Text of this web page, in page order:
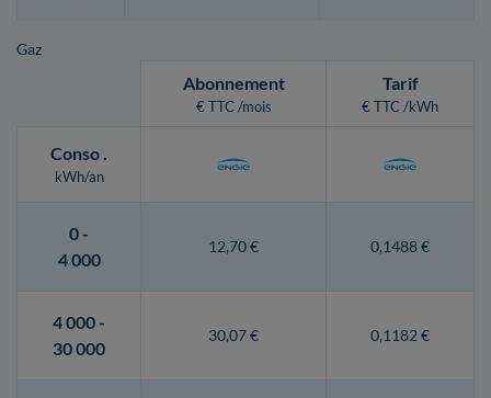
Gaz
Abonnement
€ TTC /mois
Tarif
€ TTC /kWh
Conso.
kWh/an
0 -
4 000
12,70 € 0,1488 €
4 000 -
30 000
30,07 € 0,1182 €